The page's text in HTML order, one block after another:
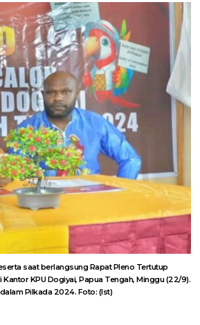
saat berlangsung Rapat Pleno Tertutup
KPU Dogiyai, Papua Tengah, Minggu (22/9).
Pilkada 2024. Foto: (Ist)